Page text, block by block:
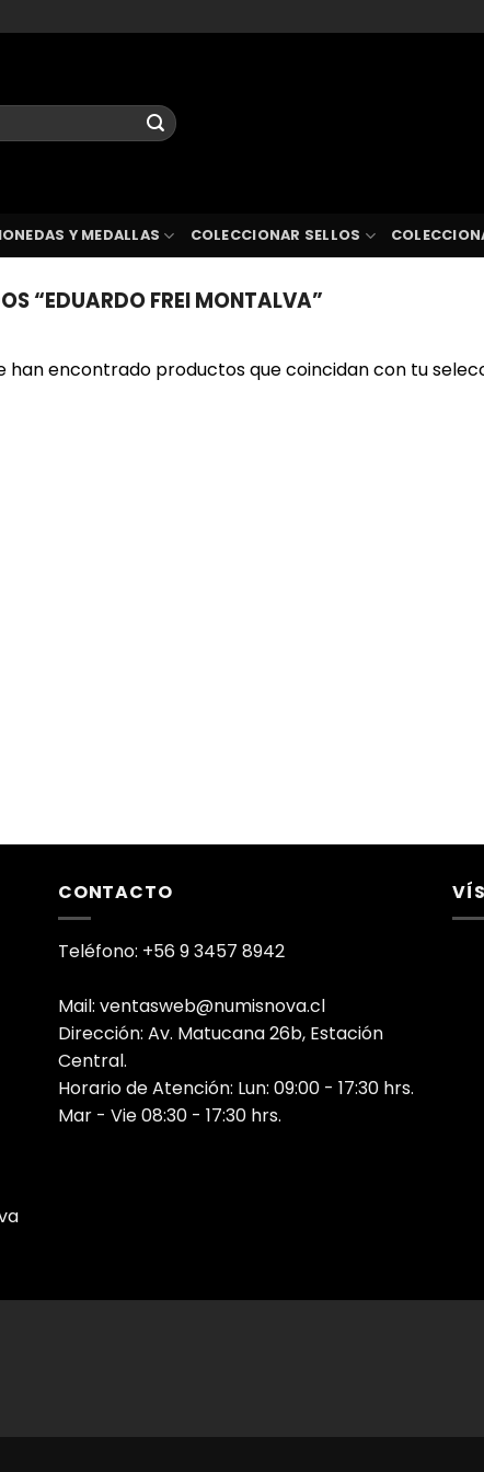
Y MEDALLAS COLECCIONAR SELLOS
“EDUARDO FREI MONTALVA”
han encontrado productos que coincidan con tu
CONTACTO
Teléfono: +56 9 3457 8942
Mail: ventasweb@numisnova.cl
Dirección: Av. Matucana 26b, Estación
Central.
Horario de Atención: Lun: 09:00 - 17:30 hrs.
Mar - Vie 08:30 - 17:30 hrs.